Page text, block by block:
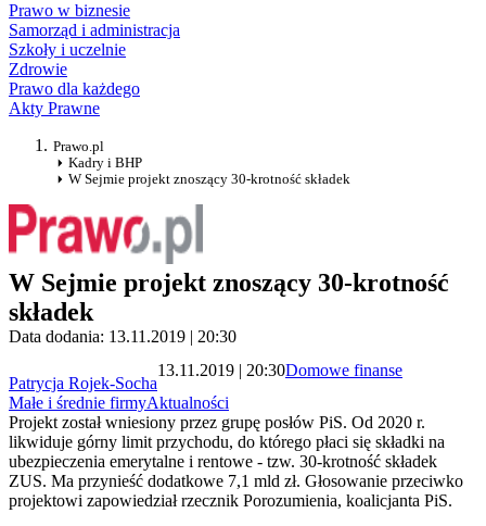
Prawo w biznesie
Samorząd i administracja
Szkoły i uczelnie
Zdrowie
Prawo dla każdego
Akty Prawne
Prawo.pl
Kadry i BHP
W Sejmie projekt znoszący 30-krotność składek
W Sejmie projekt znoszący 30-krotność
składek
Data dodania: 13.11.2019 | 20:30
Patrycja Rojek-Socha
13.11.2019 | 20:30Domowe finanse
Małe i średnie firmyAktualności
Projekt został wniesiony przez grupę posłów PiS. Od 2020 r.
likwiduje górny limit przychodu, do którego płaci się składki na
ubezpieczenia emerytalne i rentowe - tzw. 30-krotność składek
ZUS. Ma przynieść dodatkowe 7,1 mld zł. Głosowanie przeciwko
projektowi zapowiedział rzecznik Porozumienia, koalicjanta PiS.